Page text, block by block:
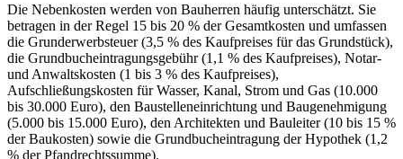
Die Nebenkosten werden von Bauherren häufig unterschätzt. Sie
betragen in der Regel 15 bis 20 % der Gesamtkosten und umfassen
die Grunderwerbsteuer (3,5 % des Kaufpreises für das Grundstück),
die Grundbucheintragungsgebühr (1,1 % des Kaufpreises), Notar-
und Anwaltskosten (1 bis 3 % des Kaufpreises),
Aufschließungskosten für Wasser, Kanal, Strom und Gas (10.000
bis 30.000 Euro), den Baustelleneinrichtung und Baugenehmigung
(5.000 bis 15.000 Euro), den Architekten und Bauleiter (10 bis 15 %
der Baukosten) sowie die Grundbucheintragung der Hypothek (1,2
% der Pfandrechtssumme).